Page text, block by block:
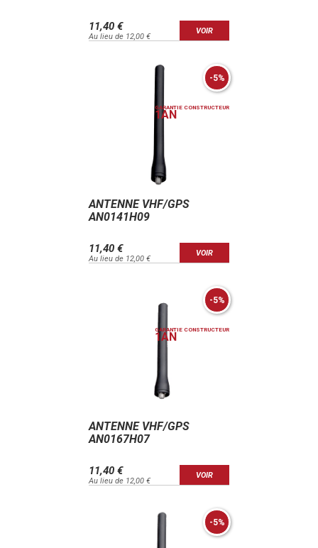
11,40 €
Au lieu de 12,00 €
VOIR
-5%
GARANTIE CONSTRUCTEUR
1AN
ANTENNE VHF/GPS
AN0141H09
11,40 €
Au lieu de 12,00 €
VOIR
-5%
GARANTIE CONSTRUCTEUR
1AN
ANTENNE VHF/GPS
AN0167H07
11,40 €
Au lieu de 12,00 €
VOIR
-5%